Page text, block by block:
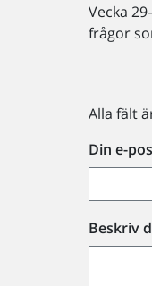
Vecka
frågor
Alla fält
Din e-
Beskriv